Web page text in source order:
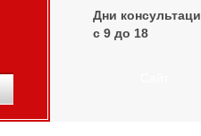
Дни
с 9 до 18